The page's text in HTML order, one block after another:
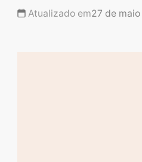
Atualizado em27 de